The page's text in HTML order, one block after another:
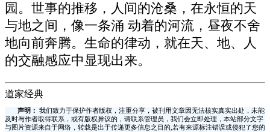
园。世事的推移，人间的沧桑，在永恒的天
与地之间，像一条涌 动着的河流，昼夜不舍
地向前奔腾。生命的律动，就在天、地、人
的交融感应中显现出来。
道家经典
声明：
我们致力于保护作者版权，注重分享，被刊用文章因无法核实真实出处，未能
及时与作者取得联系，或有版权异议的，请联系管理员，我们会立即处理，本站部分文字
与图片资源来自于网络，转载是出于传递更多信息之目的,若有来源标注错误或侵犯了您的